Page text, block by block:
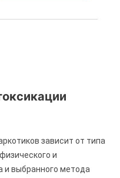
зависит от типа
и
и выбранного метода